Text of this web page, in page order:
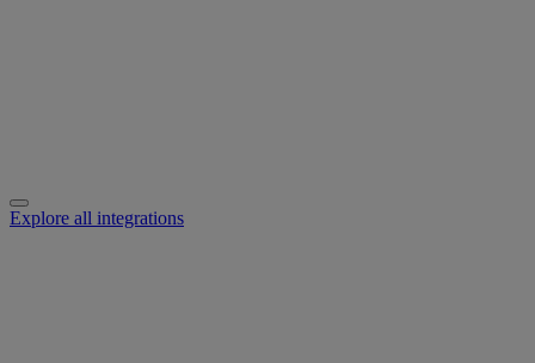
Explore all integrations